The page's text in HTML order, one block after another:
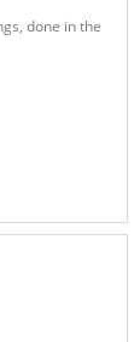
done in the